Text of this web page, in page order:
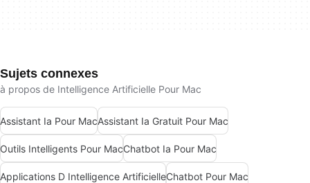
Sujets connexes
à propos de Intelligence Artificielle Pour Mac
Assistant Ia Pour MacAssistant Ia Gratuit Pour Mac
Outils Intelligents Pour MacChatbot Ia Pour Mac
Applications D Intelligence ArtificielleChatbot Pour Mac